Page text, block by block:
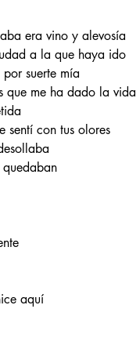
era vino y alevosía
a la que haya ido
suerte mía
que me ha dado la vida
sentí con tus olores
aquí